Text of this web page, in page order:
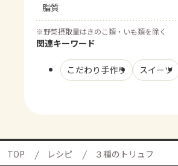
脂質
※野菜摂取量はきのこ類・いも類を除く
関連キーワード
こだわり手作り スイーツ
TOP レシピ ３種のトリュフ